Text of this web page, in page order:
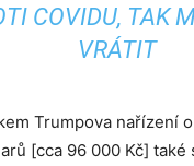
COVIDU, TAK
VRÁTIT
Trumpova nařízení
[cca 96 000 Kč]